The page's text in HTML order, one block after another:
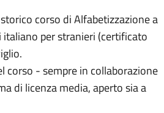
corso di Alfabetizzazione a
italiano per stranieri (certificato
corso - sempre in collaborazione
di licenza media, aperto sia a